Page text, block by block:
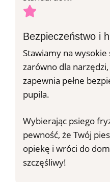
Bezpieczeństwo i
Stawiamy na
zarówno dla
zapewnia pełne
pupila.
Wybierając psiego
pewność, że Twój
opiekę i wróci do
szczęśliwy!